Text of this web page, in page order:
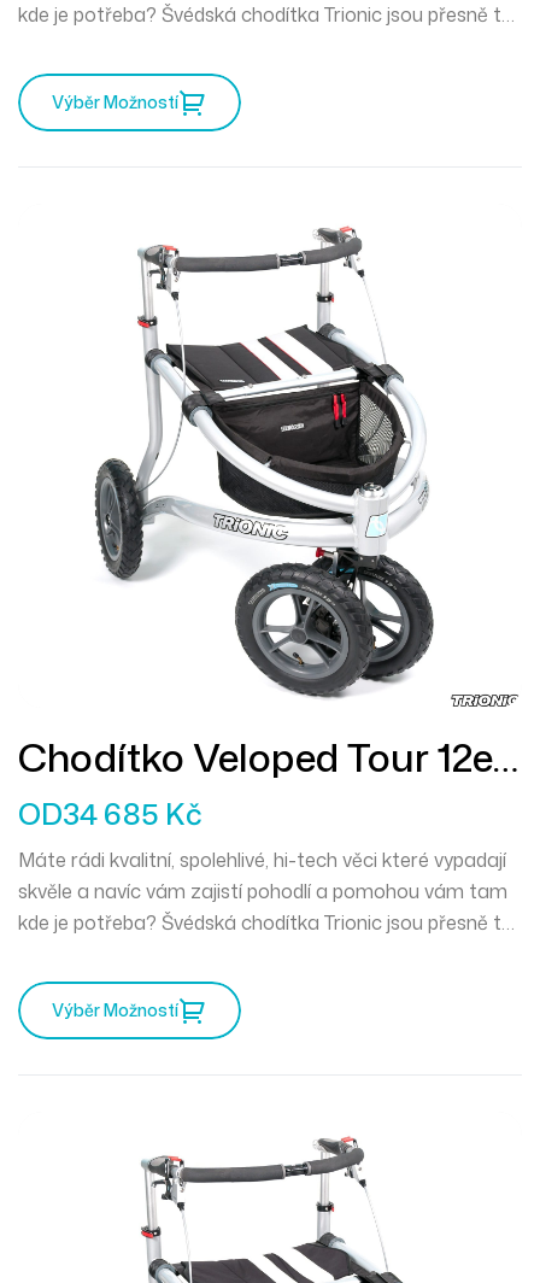
kde je potřeba? Švédská chodítka Trionic jsou přesně to
vyrazit kamkoliv zajakéhokoliv počasí.
Výběr Možností
Chodítko Veloped Tour 12er
L
OD34 685 Kč
Máte rádi kvalitní, spolehlivé, hi-tech věci které vypadají
skvěle a navíc vám zajistí pohodlí a pomohou vám tam
kde je potřeba? Švédská chodítka Trionic jsou přesně to
vyrazit kamkoliv zajakéhokoliv počasí.
Výběr Možností